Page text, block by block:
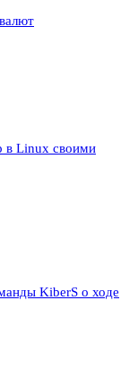
в Linux своими
KiberS о ходе